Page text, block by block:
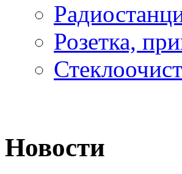
Розетка,
Новости